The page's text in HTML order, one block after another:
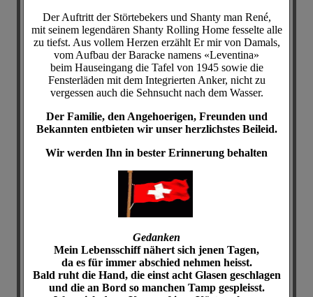
Der Auftritt der Störtebekers und Shanty man René,
mit seinem legendären Shanty Rolling Home fesselte alle
zu tiefst. Aus vollem Herzen erzählt Er mir von Damals,
vom Aufbau der Baracke namens «Leventina»
beim Hauseingang die Tafel von 1945 sowie die
Fensterläden mit dem Integrierten Anker, nicht zu
vergessen auch die Sehnsucht nach dem Wasser.
Der Familie, den Angehoerigen, Freunden und
Bekannten entbieten wir unser herzlichstes Beileid.
Wir werden Ihn in bester Erinnerung behalten
Gedanken
Mein Lebensschiff nähert sich jenen Tagen,
da es für immer abschied nehmen heisst.
Bald ruht die Hand, die einst acht Glasen geschlagen
und die an Bord so manchen Tamp gespleisst.